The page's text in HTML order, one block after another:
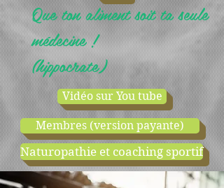
Que ton aliment soit ta seule
médecine !
(hippocrate)
Vidéo sur You tube
Membres (version payante)
Naturopathie et coaching sportif